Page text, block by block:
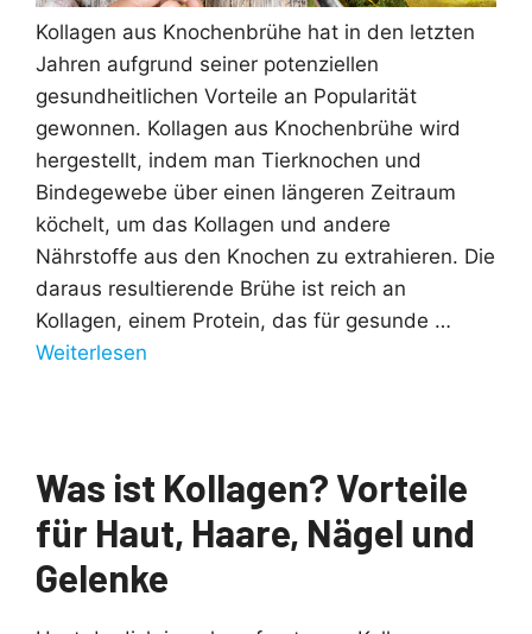
Kollagen aus Knochenbrühe hat in den letzten
Jahren aufgrund seiner potenziellen
gesundheitlichen Vorteile an Popularität
gewonnen. Kollagen aus Knochenbrühe wird
hergestellt, indem man Tierknochen und
Bindegewebe über einen längeren Zeitraum
köchelt, um das Kollagen und andere
Nährstoffe aus den Knochen zu extrahieren. Die
daraus resultierende Brühe ist reich an
Kollagen, einem Protein, das für gesunde …
Weiterlesen
Was ist Kollagen? Vorteile
für Haut, Haare, Nägel und
Gelenke